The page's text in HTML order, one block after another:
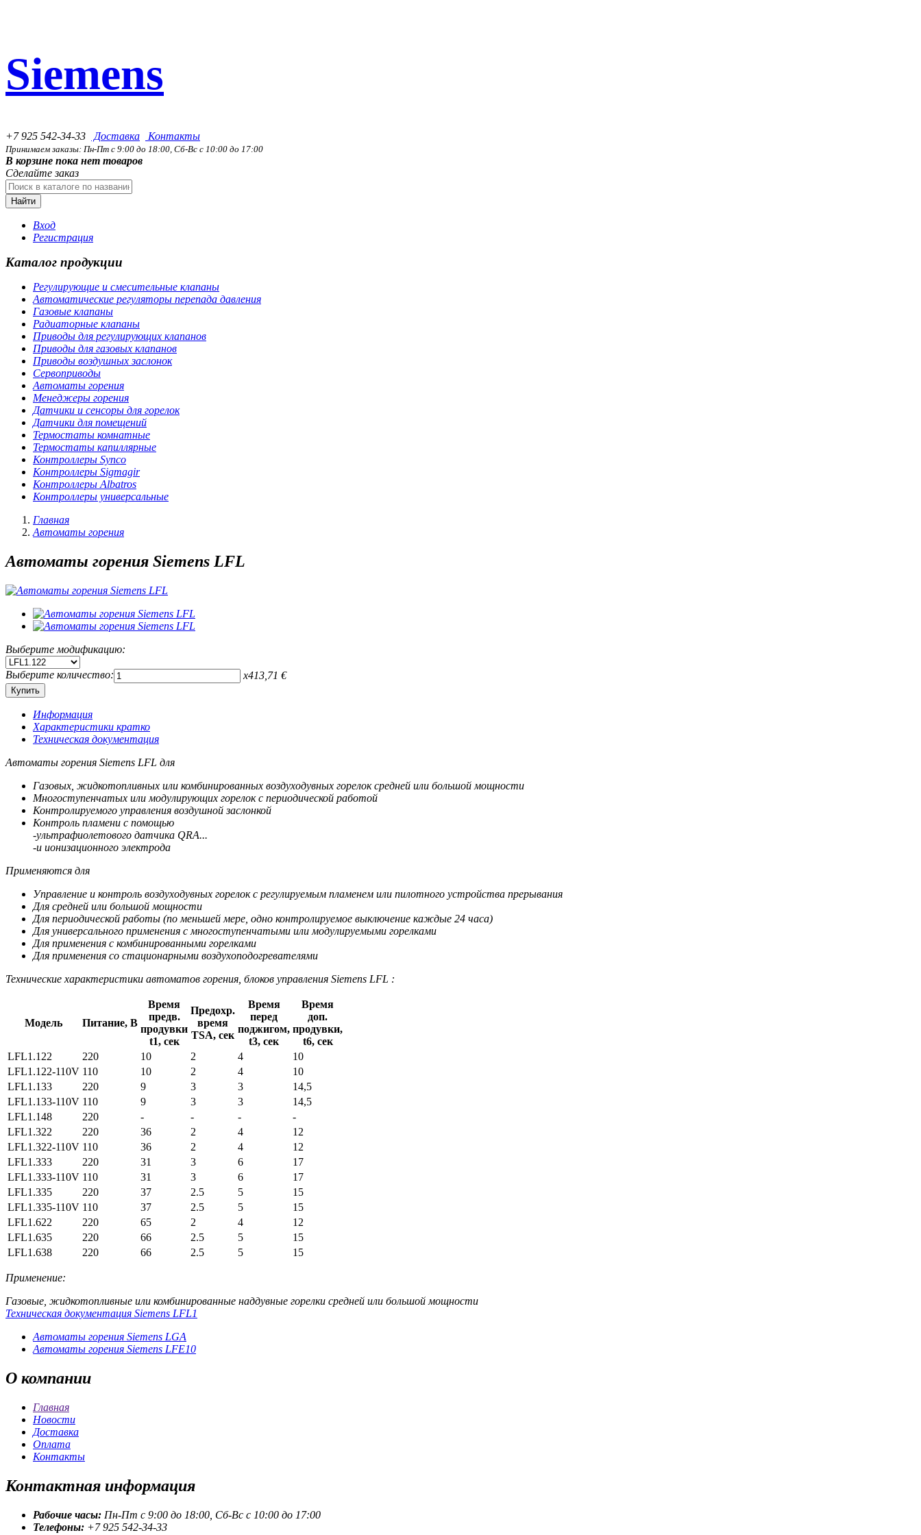
Siemens
+7 925 542-34-33 Доставка Контакты
Принимаем заказы: Пн-Пт с 9:00 до 18:00, Сб-Вс с 10:00 до 17:00
В корзине пока нет товаров
Сделайте заказ
Найти
Вход
Регистрация
Каталог продукции
Регулирующие и смесительные клапаны
Автоматические регуляторы перепада давления
Газовые клапаны
Радиаторные клапаны
Приводы для регулирующих клапанов
Приводы для газовых клапанов
Приводы воздушных заслонок
Сервоприводы
Автоматы горения
Менеджеры горения
Датчики и сенсоры для горелок
Датчики для помещений
Термостаты комнатные
Термостаты капиллярные
Контроллеры Synco
Контроллеры Sigmagir
Контроллеры Albatros
Контроллеры универсальные
Главная
Автоматы горения
Автоматы горения Siemens LFL
Выберите модификацию:
Выберите количество: x413,71 €
Информация
Характеристики кратко
Техническая документация
Автоматы горения Siemens LFL для
Газовых, жидкотопливных или комбинированных воздуходувных горелок средней или большой мощности
Многоступенчатых или модулирующих горелок с периодической работой
Контролируемого управления воздушной заслонкой
Контроль пламени с помощью
-ультрафиолетового датчика QRA...
-и ионизационного электрода
Применяются для
Управление и контроль воздуходувных горелок с регулируемым пламенем или пилотного устройства прерывания
Для средней или большой мощности
Для периодической работы (по меньшей мере, одно контролируемое выключение каждые 24 часа)
Для универсального применения с многоступенчатыми или модулируемыми горелками
Для применения с комбинированными горелками
Для применения со стационарными воздухоподогревателями
Технические характеристики автоматов горения, блоков управления Siemens LFL :
Модель Питание, В
Время
предв.
продувки
t1, сек
Предохр.
время
TSA, сек
Время
перед
поджигом,
t3, сек
Время
доп.
продувки,
t6, сек
LFL1.122
220 10 2 4
10
LFL1.122-110V 110 10 2 4
10
LFL1.133
220 9 3 3
14,5
LFL1.133-110V 110 9 3 3
14,5
LFL1.148
220 - - -
-
LFL1.322
220 36 2 4
12
LFL1.322-110V 110 36 2 4
12
LFL1.333
220 31 3 6
17
LFL1.333-110V 110 31 3 6
17
LFL1.335
220 37 2.5 5
15
LFL1.335-110V 110 37 2.5 5
15
LFL1.622
220 65 2 4
12
LFL1.635
220 66 2.5 5
15
LFL1.638
220 66 2.5 5 15
Применение:
Газовые, жидкотопливные или комбинированные наддувные горелки средней или большой мощности
Техническая документация Siemens LFL1
Автоматы горения Siemens LGA
Автоматы горения Siemens LFE10
О компании
Главная
Новости
Доставка
Оплата
Контакты
Контактная информация
Рабочие часы: Пн-Пт с 9:00 до 18:00, Сб-Вс с 10:00 до 17:00
Телефоны: +7 925 542-34-33